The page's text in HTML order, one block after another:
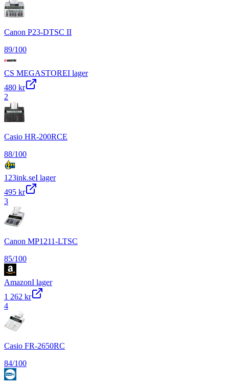
Canon P23-DTSC II
89/100
CS MEGASTOREI lager
480 kr
2
Casio HR-200RCE
88/100
123ink.seI lager
495 kr
3
Canon MP1211-LTSC
85/100
AmazonI lager
1 262 kr
4
Casio FR-2650RC
84/100